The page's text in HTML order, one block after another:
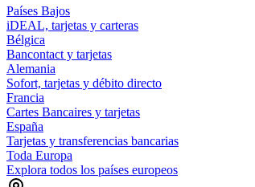
Países Bajos
iDEAL, tarjetas y carteras
Bélgica
Bancontact y tarjetas
Alemania
Sofort, tarjetas y débito directo
Francia
Cartes Bancaires y tarjetas
España
Tarjetas y transferencias bancarias
Toda Europa
Explora todos los países europeos